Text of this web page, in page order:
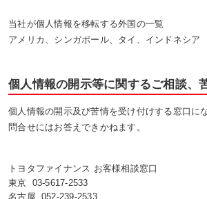
当社が個人情報を移転する外国の一覧
アメリカ、シンガポール、タイ、インドネシア
個人情報の開示等に関するご相談、
個人情報の開示及び苦情を受け付けする窓口に
問合せにはお答えできかねます。
トヨタファイナンス お客様相談窓口
東京 03-5617-2533
名古屋 052-239-2533